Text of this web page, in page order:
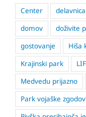
Center delavnica
domov
doživite
gostovanje
Hiša
Krajinski park
Medvedu prijazno
Park vojaške